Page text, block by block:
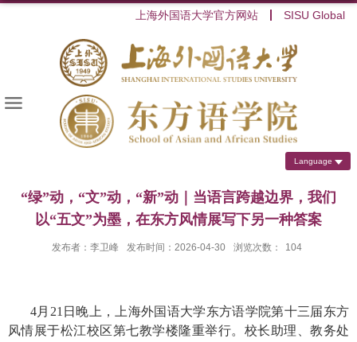
上海外国语大学官方网站 SISU Global
Language
“绿”动，“文”动，“新”动｜当语言跨越边界，我们
以“五文”为墨，在东方风情展写下另一种答案
发布者：李卫峰 发布时间：2026-04-30 浏览次数： 104
4月 21 日晚上，上海外国语大学东方语学院第十三届东方
风情展于松江校区第七教学楼隆重举行。校长助理、教务处